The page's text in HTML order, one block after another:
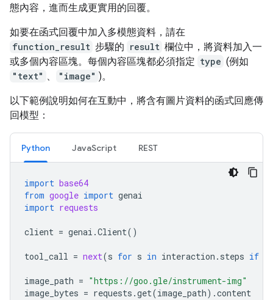
態內容，進而生成更實用的回覆。
如要在函式回覆中加入多模態資料，請在
function_result 步驟的 result 欄位中，將資料加入一
或多個內容區塊。每個內容區塊都必須指定 type (例如
"text" 、 "image" )。
以下範例說明如何在互動中，將含有圖片資料的函式回應傳
回模型：
Python JavaScript REST
import base64
from google import genai
import requests
client = genai .Client()
tool_call = next(s for s in interaction . steps if
image_path = "https://goo.gle/instrument-img"
image_bytes = requests .get(image_path) .content